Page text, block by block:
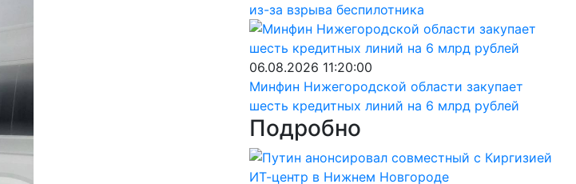
из-за взрыва беспилотника
06.08.2026 11:20:00
Минфин Нижегородской области закупает
шесть кредитных линий на 6 млрд рублей
Подробно